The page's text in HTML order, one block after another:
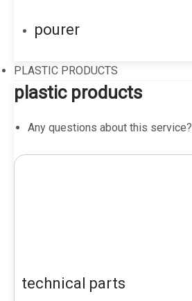
pourer
PLASTIC PRODUCTS
plastic products
Any questions about this service?
technical parts